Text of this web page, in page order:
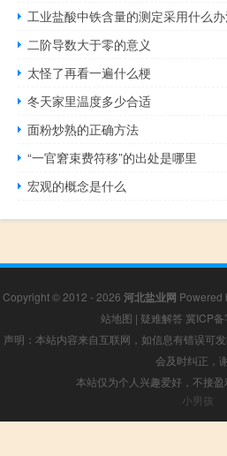
工业盐酸中铁含量的测定采用什么
二阶导数大于零的意义
太怪了再看一遍什么梗
冬天家里温度多少合适
面粉炒熟的正确方法
“一官窘束费符移”的出处是哪里
宏观的概念是什么
Copyright © 2012 - 2026 河北盐业网 Powered
站地图 | 疑难解答 冀ICP
声明：本站内容来自互联网，如信息有错误可
会及时纠正，
本站仅为个人兴趣爱好，不接
小男孩